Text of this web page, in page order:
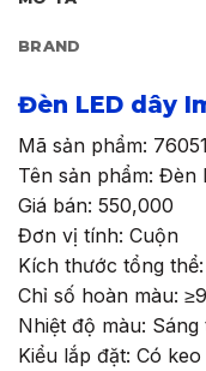
BRAND
Đèn LED dây
Mã sản phẩm:
Tên sản phẩm: Đèn
Giá bán: 550,000
Đơn vị tính: Cuộn
Kích thước tổng
Chỉ số hoàn màu:
Nhiệt độ màu:
Kiểu lắp đặt: Có